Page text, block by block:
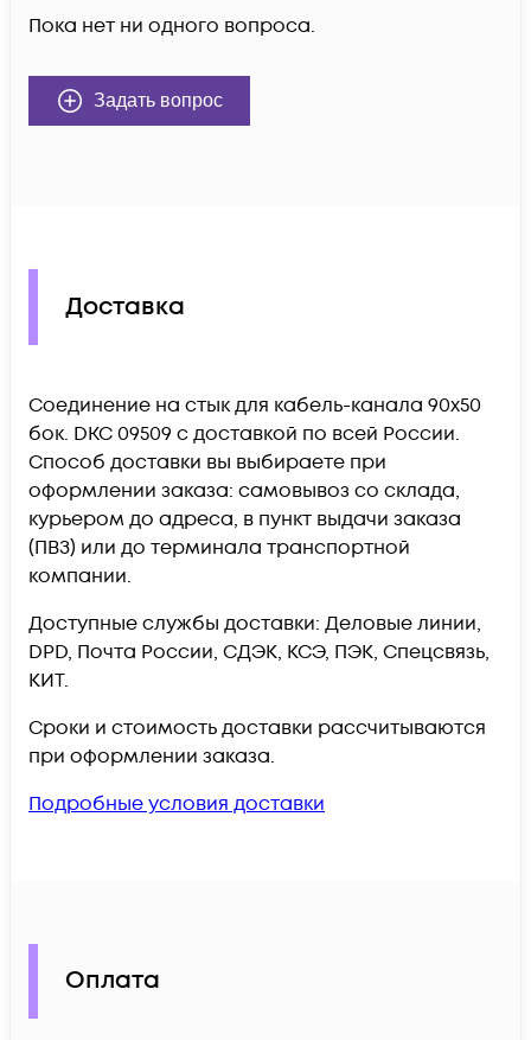
Пока нет ни одного вопроса.
Задать вопрос
Доставка
Соединение на стык для кабель-канала 90х50
бок. DKC 09509 c доставкой по всей России.
Способ доставки вы выбираете при
оформлении заказа: самовывоз со склада,
курьером до адреса, в пункт выдачи заказа
(ПВЗ) или до терминала транспортной
компании.
Доступные службы доставки: Деловые линии,
DPD, Почта России, СДЭК, КСЭ, ПЭК, Спецсвязь,
КИТ.
Сроки и стоимость доставки рассчитываются
при оформлении заказа.
Подробные условия доставки
Оплата